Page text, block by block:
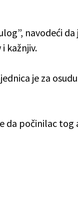
navodeći da
kažnjiv.
je za
da počinilac tog